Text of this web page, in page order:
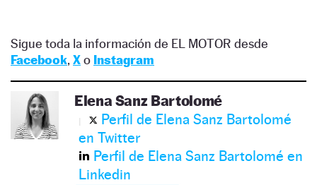
Sigue toda la información de EL MOTOR desde
Facebook, Xo Instagram
Elena Sanz Bartolomé
Perfil de Elena Sanz Bartolomé
en Twitter
Perfil de Elena Sanz Bartolomé en
Linkedin